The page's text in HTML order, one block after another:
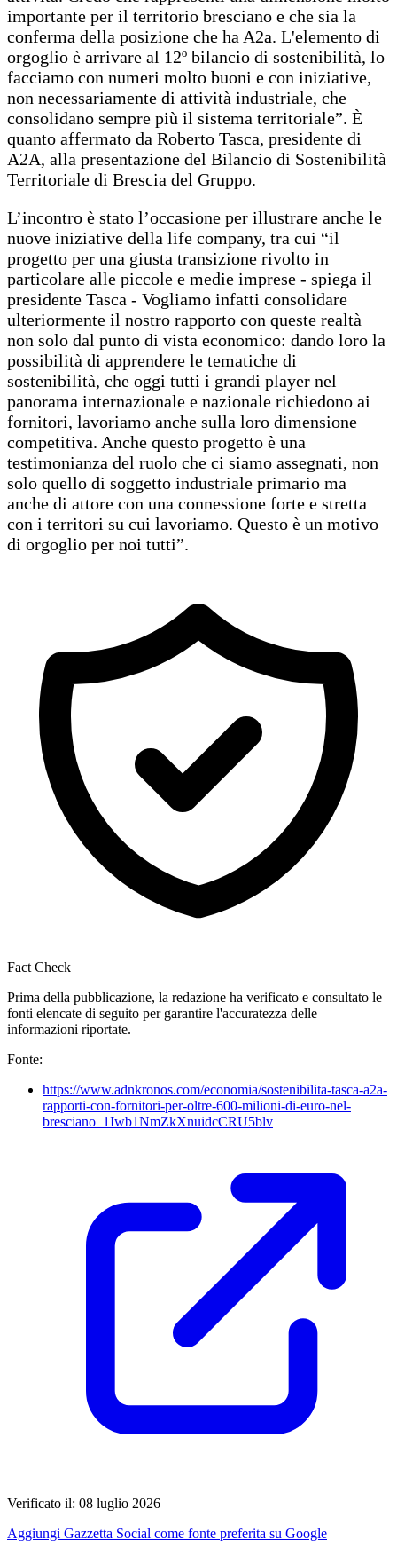
importante per il territorio bresciano e che sia la
conferma della posizione che ha A2a. L'elemento di
orgoglio è arrivare al 12º bilancio di sostenibilità, lo
facciamo con numeri molto buoni e con iniziative,
non necessariamente di attività industriale, che
consolidano sempre più il sistema territoriale”. È
quanto affermato da Roberto Tasca, presidente di
A2A, alla presentazione del Bilancio di Sostenibilità
Territoriale di Brescia del Gruppo.
L’incontro è stato l’occasione per illustrare anche le
nuove iniziative della life company, tra cui “il
progetto per una giusta transizione rivolto in
particolare alle piccole e medie imprese - spiega il
presidente Tasca - Vogliamo infatti consolidare
ulteriormente il nostro rapporto con queste realtà
non solo dal punto di vista economico: dando loro la
possibilità di apprendere le tematiche di
sostenibilità, che oggi tutti i grandi player nel
panorama internazionale e nazionale richiedono ai
fornitori, lavoriamo anche sulla loro dimensione
competitiva. Anche questo progetto è una
testimonianza del ruolo che ci siamo assegnati, non
solo quello di soggetto industriale primario ma
anche di attore con una connessione forte e stretta
con i territori su cui lavoriamo. Questo è un motivo
di orgoglio per noi tutti”.
Fact Check
Prima della pubblicazione, la redazione ha verificato e consultato le
fonti elencate di seguito per garantire l'accuratezza delle
informazioni riportate.
Fonte:
https://www.adnkronos.com/economia/sostenibilita-tasca-a2a-
rapporti-con-fornitori-per-oltre-600-milioni-di-euro-nel-
bresciano_1Iwb1NmZkXnuidcCRU5blv
Verificato il: 08 luglio 2026
Aggiungi Gazzetta Social come fonte preferita su Google